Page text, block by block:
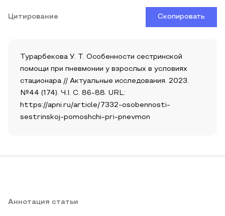
Цитирование Скопировать
Турарбекова У. Т. Особенности сестринской
помощи при пневмонии у взрослых в условиях
стационара // Актуальные исследования. 2023.
№44 (174). Ч.I. С. 86-88. URL:
https://apni.ru/article/7332-osobennosti-
sestrinskoj-pomoshchi-pri-pnevmon
Аннотация статьи